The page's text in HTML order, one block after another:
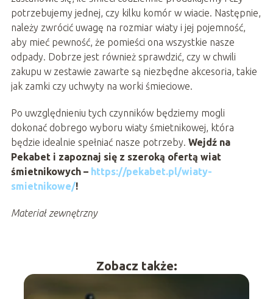
potrzebujemy jednej, czy kilku komór w wiacie. Następnie,
należy zwrócić uwagę na rozmiar wiaty i jej pojemność,
aby mieć pewność, że pomieści ona wszystkie nasze
odpady. Dobrze jest również sprawdzić, czy w chwili
zakupu w zestawie zawarte są niezbędne akcesoria, takie
jak zamki czy uchwyty na worki śmieciowe.
Po uwzględnieniu tych czynników będziemy mogli
dokonać dobrego wyboru wiaty śmietnikowej, która
będzie idealnie spełniać nasze potrzeby. Wejdź na
Pekabet i zapoznaj się z szeroką ofertą wiat
śmietnikowych – https://pekabet.pl/wiaty-
smietnikowe/!
Materiał zewnętrzny
Zobacz także: